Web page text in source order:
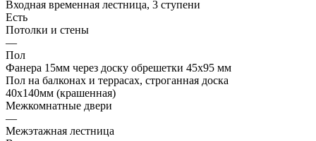
Входная временная лестница, 3 ступени
Есть
Потолки и стены
—
Пол
Фанера 15мм через доску обрешетки 45х95 мм
Пол на балконах и террасах, строганная доска
40х140мм (крашенная)
Межкомнатные двери
—
Межэтажная лестница